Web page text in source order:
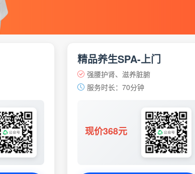
精品养生SPA-上门
强腰护肾、滋养脏腑
服务时长：70分钟
现价368元